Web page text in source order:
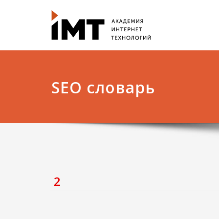
SEO словарь
2